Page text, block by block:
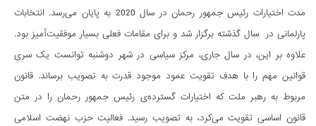
مدت اختیارات رئیس جمهور رحمان در سال 2020 به پایان می‌رسد. انتخابات
پارلمانی در سال گذشته برگزار شد و برای مقامات فعلی بسیار موفقیت‌آمیز بود.
علاوه بر این، در سال جاری، مرکز سیاسی در شهر دوشنبه توانست یک سری
قوانین مهم را با هدف تقویت عمود موجود قدرت به تصویب برساند. قانون
مربوط به رهبر ملت که اختیارات گسترده‌ی رئیس جمهور رحمان را در متن
قانون اساسی تقویت می‌کرد، به تصویب رسید. فعالیت حزب نهضت اسلامی